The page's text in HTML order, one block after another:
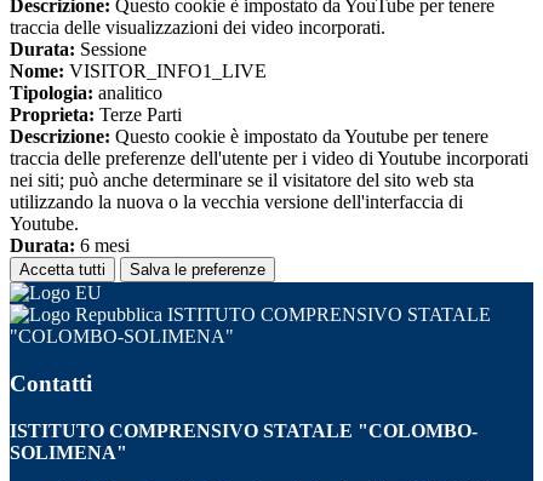
Descrizione: Questo cookie è impostato da YouTube per tenere
traccia delle visualizzazioni dei video incorporati.
Durata: Sessione
Nome: VISITOR_INFO1_LIVE
Tipologia: analitico
Proprieta: Terze Parti
Descrizione: Questo cookie è impostato da Youtube per tenere
traccia delle preferenze dell'utente per i video di Youtube incorporati
nei siti; può anche determinare se il visitatore del sito web sta
utilizzando la nuova o la vecchia versione dell'interfaccia di
Youtube.
Durata: 6 mesi
Accetta tutti Salva le preferenze
ISTITUTO COMPRENSIVO STATALE
"COLOMBO-SOLIMENA"
Contatti
ISTITUTO COMPRENSIVO STATALE "COLOMBO-
SOLIMENA"